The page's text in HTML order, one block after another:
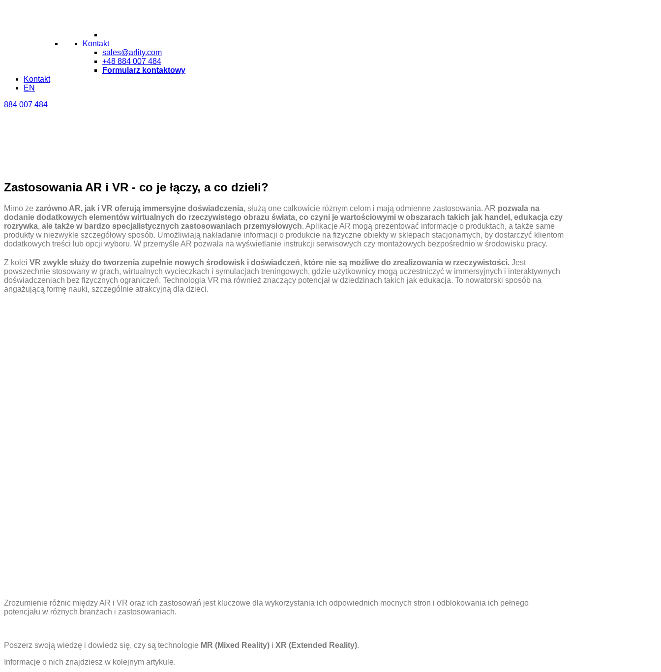
Kontakt
sales@arlity.com
+48 884 007 484
Formularz kontaktowy
Kontakt
EN
884 007 484
Zastosowania AR i VR - co je łączy, a co dzieli?
Mimo że zarówno AR, jak i VR oferują immersyjne doświadczenia, służą one całkowicie różnym celom i mają odmienne zastosowania. AR pozwala na
dodanie dodatkowych elementów wirtualnych do rzeczywistego obrazu świata, co czyni je wartościowymi w obszarach takich jak handel, edukacja czy
rozrywka, ale także w bardzo specjalistycznych zastosowaniach przemysłowych. Aplikacje AR mogą prezentować informacje o produktach, a także same
produkty w niezwykle szczegółowy sposób. Umożliwiają nakładanie informacji o produkcie na fizyczne obiekty w sklepach stacjonarnych, by dostarczyć klientom
dodatkowych treści lub opcji wyboru. W przemyśle AR pozwala na wyświetlanie instrukcji serwisowych czy montażowych bezpośrednio w środowisku pracy.
Z kolei VR zwykle służy do tworzenia zupełnie nowych środowisk i doświadczeń, które nie są możliwe do zrealizowania w rzeczywistości. Jest
powszechnie stosowany w grach, wirtualnych wycieczkach i symulacjach treningowych, gdzie użytkownicy mogą uczestniczyć w immersyjnych i interaktywnych
doświadczeniach bez fizycznych ograniczeń. Technologia VR ma również znaczący potencjał w dziedzinach takich jak edukacja. To nowatorski sposób na
angażującą formę nauki, szczególnie atrakcyjną dla dzieci.
Zrozumienie różnic między AR i VR oraz ich zastosowań jest kluczowe dla wykorzystania ich odpowiednich mocnych stron i odblokowania ich pełnego
potencjału w różnych branżach i zastosowaniach.
Poszerz swoją wiedzę i dowiedz się, czy są technologie MR (Mixed Reality) i XR (Extended Reality).
Informacje o nich znajdziesz w kolejnym artykule.